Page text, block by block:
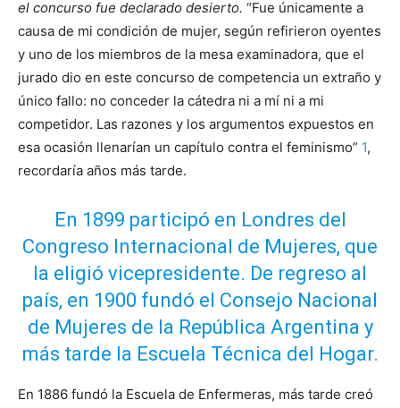
el concurso fue declarado desierto. “Fue únicamente a
causa de mi condición de mujer, según refirieron oyentes
y uno de los miembros de la mesa examinadora, que el
jurado dio en este concurso de competencia un extraño y
único fallo: no conceder la cátedra ni a mí ni a mi
competidor. Las razones y los argumentos expuestos en
esa ocasión llenarían un capítulo contra el feminismo” 1,
recordaría años más tarde.
En 1899 participó en Londres del
Congreso Internacional de Mujeres, que
la eligió vicepresidente. De regreso al
país, en 1900 fundó el Consejo Nacional
de Mujeres de la República Argentina y
más tarde la Escuela Técnica del Hogar.
En 1886 fundó la Escuela de Enfermeras, más tarde creó